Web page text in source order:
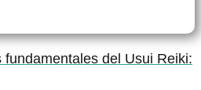
del Usui Reiki: